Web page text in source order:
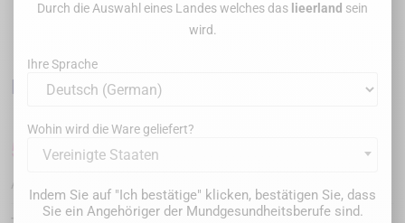
Startseite
LASCHAL - Healing abutment forceps
522,00 € Bruttopreis
Artikel-Nr. :
Durch die Auswahl eines Landes welches das lieerland sein
wird.
Ihre Sprache
Wohin wird die Ware geliefert?
Vereinigte Staaten
Indem Sie auf "Ich bestätige" klicken, bestätigen Sie, dass
Sie ein Angehöriger der Mundgesundheitsberufe sind.